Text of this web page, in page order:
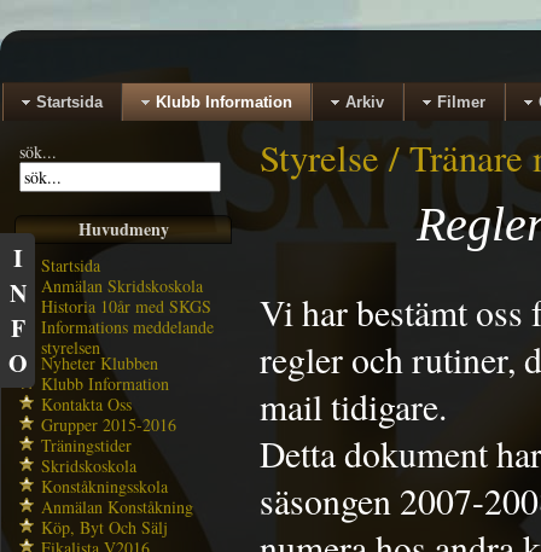
Startsida Klubb Information Arkiv Filmer
sök...
Huvudmeny
Startsida
Anmälan Skridskoskola
Historia 10år med SKGS
Informations meddelande
styrelsen
Nyheter Klubben
Klubb Information
Kontakta Oss
Grupper 2015-2016
Träningstider
Skridskoskola
Konståkningsskola
Anmälan Konståkning
Köp, Byt Och Sälj
Styrelse / Tränare
Vi har bestämt
regler och rutiner,
mail tidigare.
Detta dokument
säsongen 2007-
I
N
F
O